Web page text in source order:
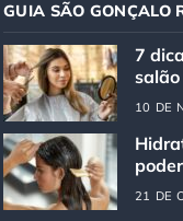
GUIA SÃO GONÇALO
7
salão
10 DE
21 DE